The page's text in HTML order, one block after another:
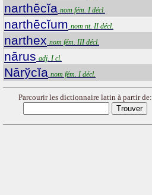
narthēcĭa nom fém. I décl.
narthēcĭum nom nt. II décl.
narthex nom fém. III décl.
nārus adj. I cl.
Nārўcĭa nom fém. I décl.
Parcourir les dictionnaire latin à partir de: